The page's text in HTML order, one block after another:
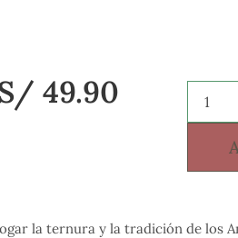
49.90
la ternura y la tradición de los